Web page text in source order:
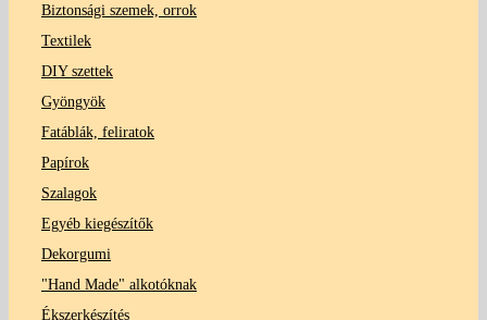
Biztonsági szemek, orrok
Textilek
DIY szettek
Gyöngyök
Fatáblák, feliratok
Papírok
Szalagok
Egyéb kiegészítők
Dekorgumi
"Hand Made" alkotóknak
Ékszerkészítés